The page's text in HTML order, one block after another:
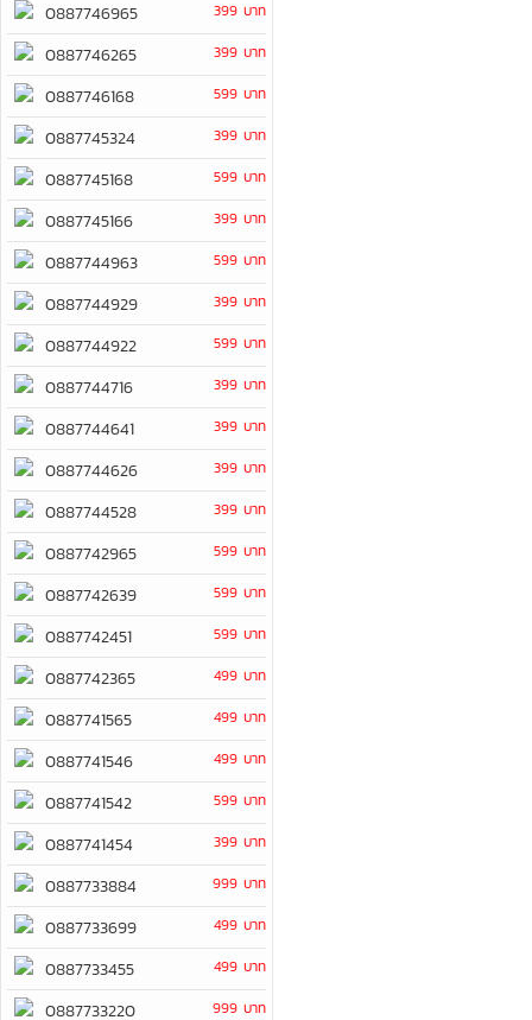
0887746965 399 บาท
0887746265 399 บาท
0887746168 599 บาท
0887745324 399 บาท
0887745168 599 บาท
0887745166 399 บาท
0887744963 599 บาท
0887744929 399 บาท
0887744922 599 บาท
0887744716 399 บาท
0887744641 399 บาท
0887744626 399 บาท
0887744528 399 บาท
0887742965 599 บาท
0887742639 599 บาท
0887742451 599 บาท
0887742365 499 บาท
0887741565 499 บาท
0887741546 499 บาท
0887741542 599 บาท
0887741454 399 บาท
0887733884 999 บาท
0887733699 499 บาท
0887733455 499 บาท
0887733220 999 บาท